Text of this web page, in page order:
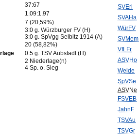
37:67
1.09:1.97
7 (20,59%)
3:0 g. Würzburger FV (H)
3:0 g. SpVgg Selbitz 1914 (A)
20 (58,82%)
0:5 g. TSV Aubstadt (H)
2 Niederlage(n)
4 Sp. o. Sieg
SVErl
SVAHa
WürFV
SVMem
VfLFr
ASVHo
Weide
SpVSe
ASVNe
FSVEB
JahnF
TSVAu
TSVGr